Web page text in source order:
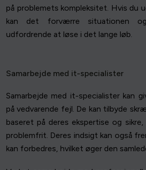
på problemets kompleksitet. Hvis du
kan det forværre situationen
udfordrende at løse i det lange løb.
Samarbejde med it-specialister
Samarbejde med it-specialister kan
på vedvarende fejl. De kan tilbyde
baseret på deres ekspertise og
problemfrit. Deres indsigt kan også
kan forbedres, hvilket øger den